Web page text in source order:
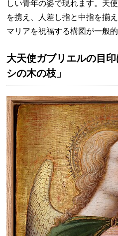
しい青年の姿で現れます。天
を携え、人差し指と中指を揃
マリアを祝福する構図が一般的
大天使ガブリエルの目
シの木の枝」